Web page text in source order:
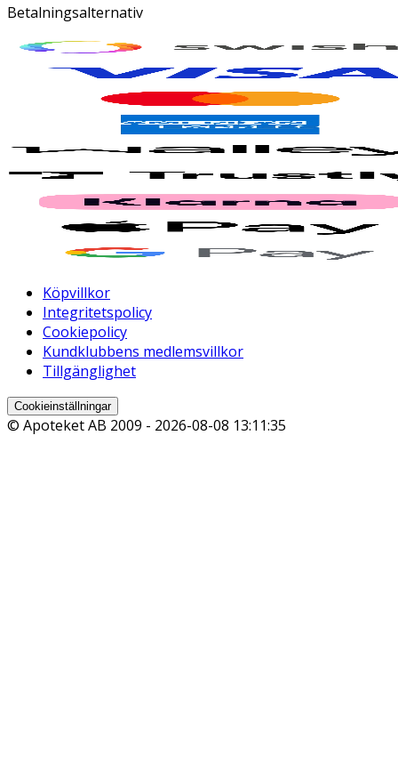
Betalningsalternativ
Köpvillkor
Integritetspolicy
Cookiepolicy
Kundklubbens medlemsvillkor
Tillgänglighet
Cookieinställningar
© Apoteket AB 2009 - 2026-08-08 13:11:35